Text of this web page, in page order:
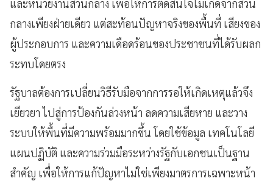
และหน่วยงานส่วนกลาง เพื่อให้การตัดสินใจไม่เกิดจากส่วน
กลางเพียงฝ่ายเดียว แต่สะท้อนปัญหาจริงของพื้นที่ เสียงของ
ผู้ประกอบการ และความเดือดร้อนของประชาชนที่ได้รับผลก
ระทบโดยตรง
รัฐบาลต้องการเปลี่ยนวิธีรับมือจากการรอให้เกิดเหตุแล้วจึง
เยียวยา ไปสู่การป้องกันล่วงหน้า ลดความเสียหาย และวาง
ระบบให้พื้นที่มีความพร้อมมากขึ้น โดยใช้ข้อมูล เทคโนโลยี
แผนปฏิบัติ และความร่วมมือระหว่างรัฐกับเอกชนเป็นฐาน
สำคัญ เพื่อให้การแก้ปัญหาไม่ใช่เพียงมาตรการเฉพาะหน้า